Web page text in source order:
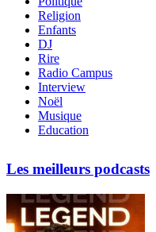
Religion
Enfants
DJ
Rire
Radio Campus
Interview
Noël
Musique
Education
Les meilleurs podcasts